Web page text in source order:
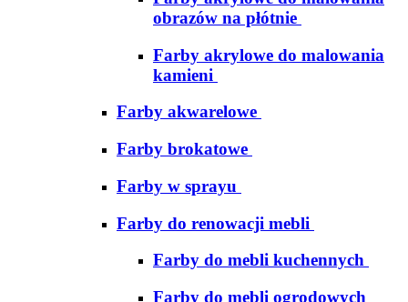
obrazów na płótnie
Farby akrylowe do malowania
kamieni
Farby akwarelowe
Farby brokatowe
Farby w sprayu
Farby do renowacji mebli
Farby do mebli kuchennych
Farby do mebli ogrodowych